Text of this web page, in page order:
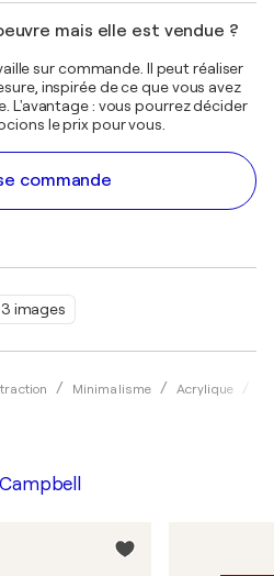
3 images
Minimalisme Acrylique
mais elle est vendue ?
sur commande. Il peut réaliser
inspirée de ce que vous avez
L'avantage : vous pourrez décider
le prix pour vous.
commande